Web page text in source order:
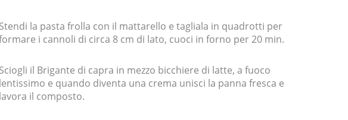
la pasta frolla con il mattarello e tagliala in quadrotti per
i cannoli di circa 8 cm di lato, cuoci in forno per 20 min.
il Brigante di capra in mezzo bicchiere di latte, a fuoco
e quando diventa una crema unisci la panna fresca e
il composto.